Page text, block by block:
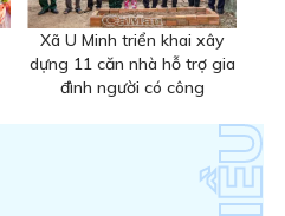
Xã U Minh triển khai xây
dựng 11 căn nhà hỗ trợ gia
đình người có công